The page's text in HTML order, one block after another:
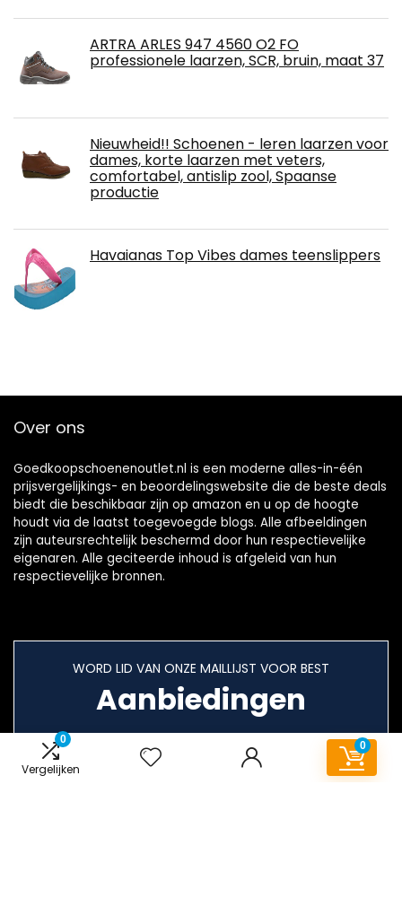
0
Vergelijken
0
ARTRA ARLES 947 4560 O2 FO
professionele laarzen, SCR, bruin, maat 37
Nieuwheid!! Schoenen - leren laarzen voor
dames, korte laarzen met veters,
comfortabel, antislip zool, Spaanse
productie
Havaianas Top Vibes dames teenslippers
Over ons
Goedkoopschoenenoutlet.nl is een moderne alles-in-één
prijsvergelijkings- en beoordelingswebsite die de beste deals
biedt die beschikbaar zijn op amazon en u op de hoogte
houdt via de laatst toegevoegde blogs. Alle afbeeldingen
zijn auteursrechtelijk beschermd door hun respectievelijke
eigenaren. Alle geciteerde inhoud is afgeleid van hun
respectievelijke bronnen.
WORD LID VAN ONZE MAILLIJST VOOR BEST
Aanbiedingen